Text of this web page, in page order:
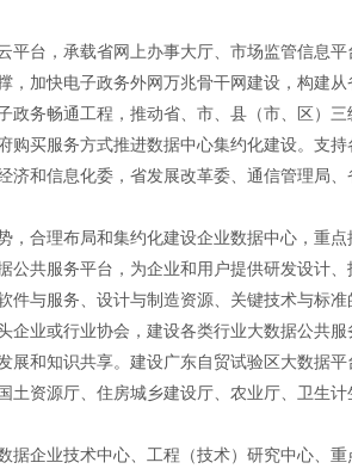
台，承载省网上办事大厅、市场监管信息平
加快电子政务外网万兆骨干网建设，构建从
务畅通工程，推动省、市、县（市、区）三
买服务方式推进数据中心集约化建设。支持
和信息化委，省发展改革委、通信管理局、
合理布局和集约化建设企业数据中心，重点
共服务平台，为企业和用户提供研发设计、
与服务、设计与制造资源、关键技术与标准
业或行业协会，建设各类行业大数据公共服
和知识共享。建设广东自贸试验区大数据平
资源厅、住房城乡建设厅、农业厅、卫生计
企业技术中心、工程（技术）研究中心、重